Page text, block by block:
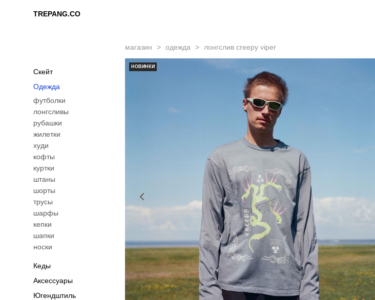
TREPANG.CO
TREPANG.CO
Скейт
Одежда
футболки
лонгсливы
рубашки
жилетки
худи
кофты
куртки
штаны
шорты
трусы
шарфы
кепки
шапки
носки
Кеды
Аксессуары
Югендштиль
магазин > одежда > лонгслив creepy viper
НОВИНКИ